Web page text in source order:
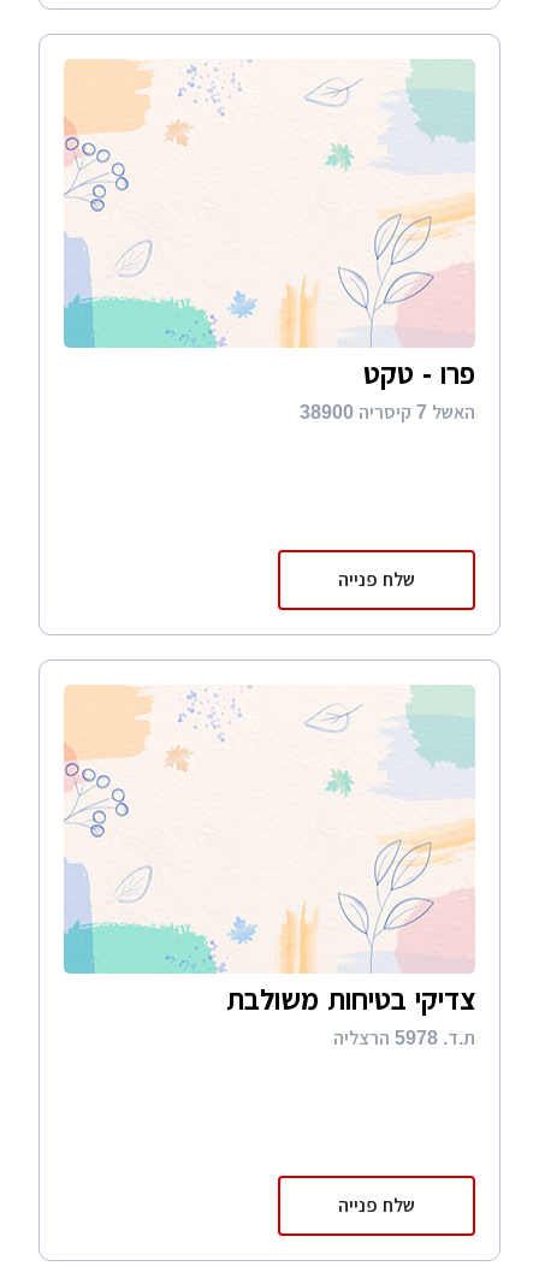
פרו - טקט
האשל 7 קיסריה 38900
שלח פנייה
צדיקי בטיחות משולבת
ת.ד. 5978 הרצליה
שלח פנייה